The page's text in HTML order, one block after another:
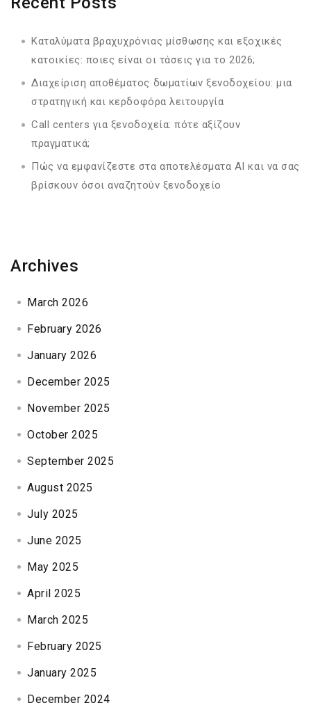
Καταλύματα βραχυχρόνιας μίσθωσης και εξοχικές
κατοικίες: ποιες είναι οι τάσεις για το 2026;
Διαχείριση αποθέματος δωματίων ξενοδοχείου: μια
στρατηγική και κερδοφόρα λειτουργία
Call centers για ξενοδοχεία: πότε αξίζουν
πραγματικά;
Πώς να εμφανίζεστε στα αποτελέσματα AI και να σας
βρίσκουν όσοι αναζητούν ξενοδοχείο
Archives
March 2026
February 2026
January 2026
December 2025
November 2025
October 2025
September 2025
August 2025
July 2025
June 2025
May 2025
April 2025
March 2025
February 2025
January 2025
December 2024